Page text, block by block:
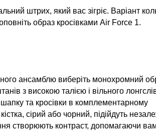
штрих, який вас зігріє. Варіант
образ кросівками Air Force 1.
ансамблю виберіть монохромний
з високою талією і вільного
та кросівки в комплементарному
сірий або чорний, підійдуть
створюють контраст, допомагаючи